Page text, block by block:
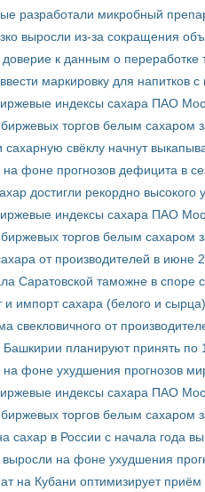
разработали микробный
выросли из-за сокращения
к данным о переработке
маркировку для напитков
индексы сахара ПАО
торгов белым сахаром
сахарную свёклу начнут
фоне прогнозов дефицита в
достигли рекордно высокого
индексы сахара ПАО
торгов белым сахаром
от производителей в июне
Саратовской таможне в
импорт сахара (белого и
свекловичного от
планируют принять по
фоне ухудшения прогнозов
индексы сахара ПАО
торгов белым сахаром
сахар в России с начала года
выросли на фоне ухудшения
на Кубани оптимизирует приём